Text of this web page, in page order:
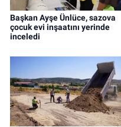
Başkan Ayşe Ünlüce, sazova
çocuk evi inşaatını yerinde
inceledi